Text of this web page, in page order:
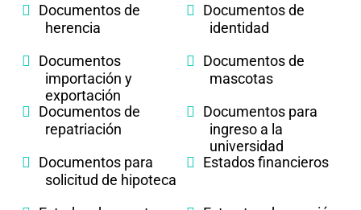
Documentos de
herencia
Documentos de
identidad
Documentos
importación y
exportación
Documentos de
mascotas
Documentos de
repatriación
Documentos para
ingreso a la
universidad
Documentos para
solicitud de hipoteca
Estados financieros